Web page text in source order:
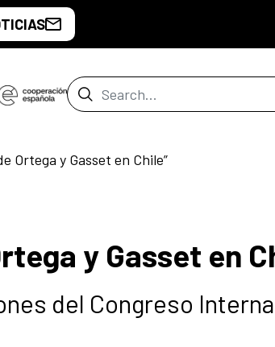
Search Bar
Ortega y Gasset en Chile”
y Gasset en
del Congreso